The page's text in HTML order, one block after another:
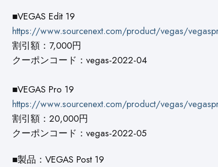
■VEGAS Edit 19
https://www.sourcenext.com/product/vegas/
割引額：7,000円
クーポンコード：vegas-2022-04
■VEGAS Pro 19
https://www.sourcenext.com/product/vegas/
割引額：20,000円
クーポンコード：vegas-2022-05
■製品：VEGAS Post 19